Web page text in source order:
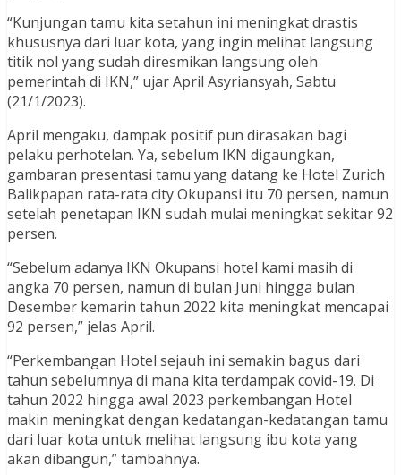
“Kunjungan tamu kita setahun ini meningkat drastis
khususnya dari luar kota, yang ingin melihat langsung
titik nol yang sudah diresmikan langsung oleh
pemerintah di IKN,” ujar April Asyriansyah, Sabtu
(21/1/2023).
April mengaku, dampak positif pun dirasakan bagi
pelaku perhotelan. Ya, sebelum IKN digaungkan,
gambaran presentasi tamu yang datang ke Hotel Zurich
Balikpapan rata-rata city Okupansi itu 70 persen, namun
setelah penetapan IKN sudah mulai meningkat sekitar 92
persen.
“Sebelum adanya IKN Okupansi hotel kami masih di
angka 70 persen, namun di bulan Juni hingga bulan
Desember kemarin tahun 2022 kita meningkat mencapai
92 persen,” jelas April.
“Perkembangan Hotel sejauh ini semakin bagus dari
tahun sebelumnya di mana kita terdampak covid-19. Di
tahun 2022 hingga awal 2023 perkembangan Hotel
makin meningkat dengan kedatangan-kedatangan tamu
dari luar kota untuk melihat langsung ibu kota yang
akan dibangun,” tambahnya.